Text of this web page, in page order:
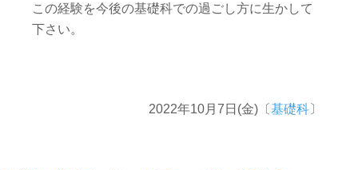
この経験を今後の基礎科での過ごし方に生かして
下さい。
2022年10月7日(金)〔基礎科〕